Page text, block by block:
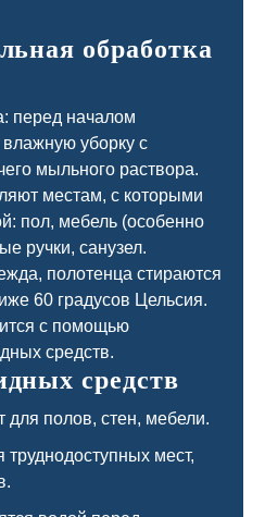
обработка
перед началом
уборку с
мыльного раствора.
местам, с которыми
пол, мебель (особенно
ручки, санузел.
полотенца стираются
60 градусов Цельсия.
с помощью
средств.
средств
полов, стен, мебели.
мест,